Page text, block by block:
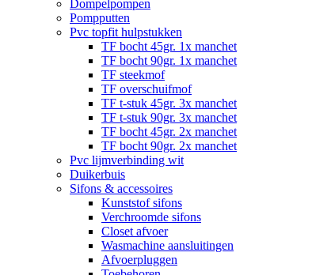
Dompelpompen
Pompputten
Pvc topfit hulpstukken
TF bocht 45gr. 1x manchet
TF bocht 90gr. 1x manchet
TF steekmof
TF overschuifmof
TF t-stuk 45gr. 3x manchet
TF t-stuk 90gr. 3x manchet
TF bocht 45gr. 2x manchet
TF bocht 90gr. 2x manchet
Pvc lijmverbinding wit
Duikerbuis
Sifons & accessoires
Kunststof sifons
Verchroomde sifons
Closet afvoer
Wasmachine aansluitingen
Afvoerpluggen